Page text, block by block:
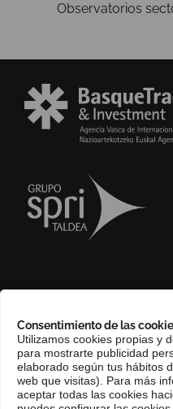
Consentimiento de las
Utilizamos cookies propias y
para mostrarte publicidad
elaborado según tus hábitos
web que visitas). Para más
aceptar todas las cookies
Observatorios
PERFIL